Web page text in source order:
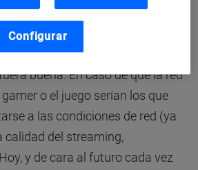
es nuestra red de siempre
y accionable. Es decir, en el
y cruzaba los dedos para
buena. En caso de que la red
o el juego serían los que
a las condiciones de red (ya
calidad del streaming,
y de cara al futuro cada vez
Configurar